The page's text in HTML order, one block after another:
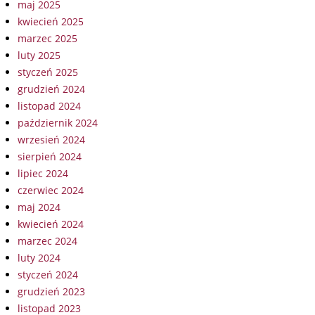
maj 2025
kwiecień 2025
marzec 2025
luty 2025
styczeń 2025
grudzień 2024
listopad 2024
październik 2024
wrzesień 2024
sierpień 2024
lipiec 2024
czerwiec 2024
maj 2024
kwiecień 2024
marzec 2024
luty 2024
styczeń 2024
grudzień 2023
listopad 2023